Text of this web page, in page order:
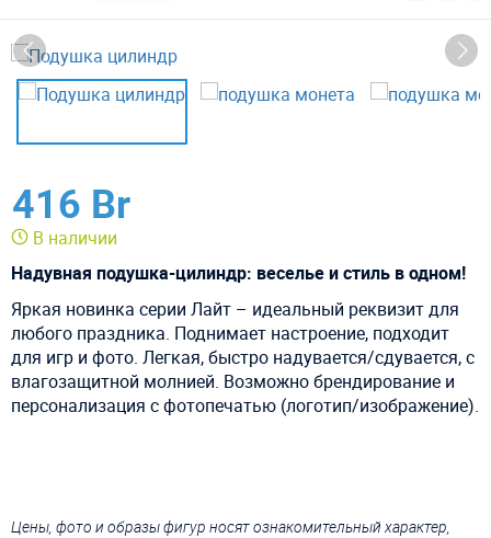
416 Br
В наличии
Надувная подушка-цилиндр: веселье и стиль в одном!
Яркая новинка серии Лайт – идеальный реквизит для
любого праздника. Поднимает настроение, подходит
для игр и фото. Легкая, быстро надувается/сдувается, с
влагозащитной молнией. Возможно брендирование и
персонализация с фотопечатью (логотип/изображение).
Цены, фото и образы фигур носят ознакомительный характер,